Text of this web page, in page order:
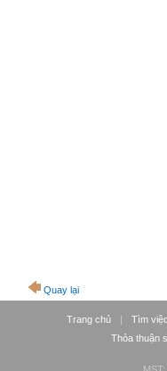
Quay lại
Trang chủ | Tìm
Thỏa thuận